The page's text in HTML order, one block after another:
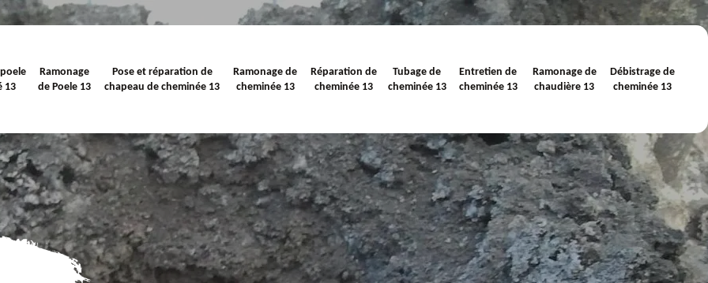
13
Ramonage
de Poele 13
Pose et réparation de
chapeau de cheminée 13
Ramonage de
cheminée 13
Réparation de
cheminée 13
Tubage de
cheminée 13
Entretien de
cheminée 13
Ramonage de
chaudière 13
Débistrage de
cheminée 13